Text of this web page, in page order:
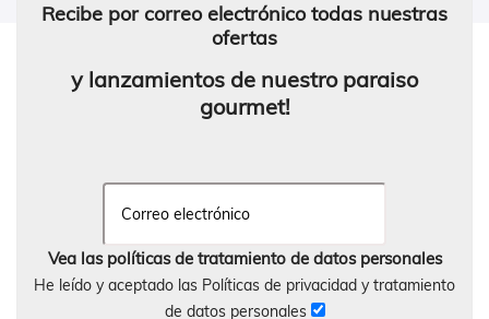
Recibe por correo electrónico todas nuestras
ofertas
y lanzamientos de nuestro paraiso
gourmet!
Vea las políticas de tratamiento de datos personales
He leído y aceptado las Políticas de privacidad y tratamiento
de datos personales